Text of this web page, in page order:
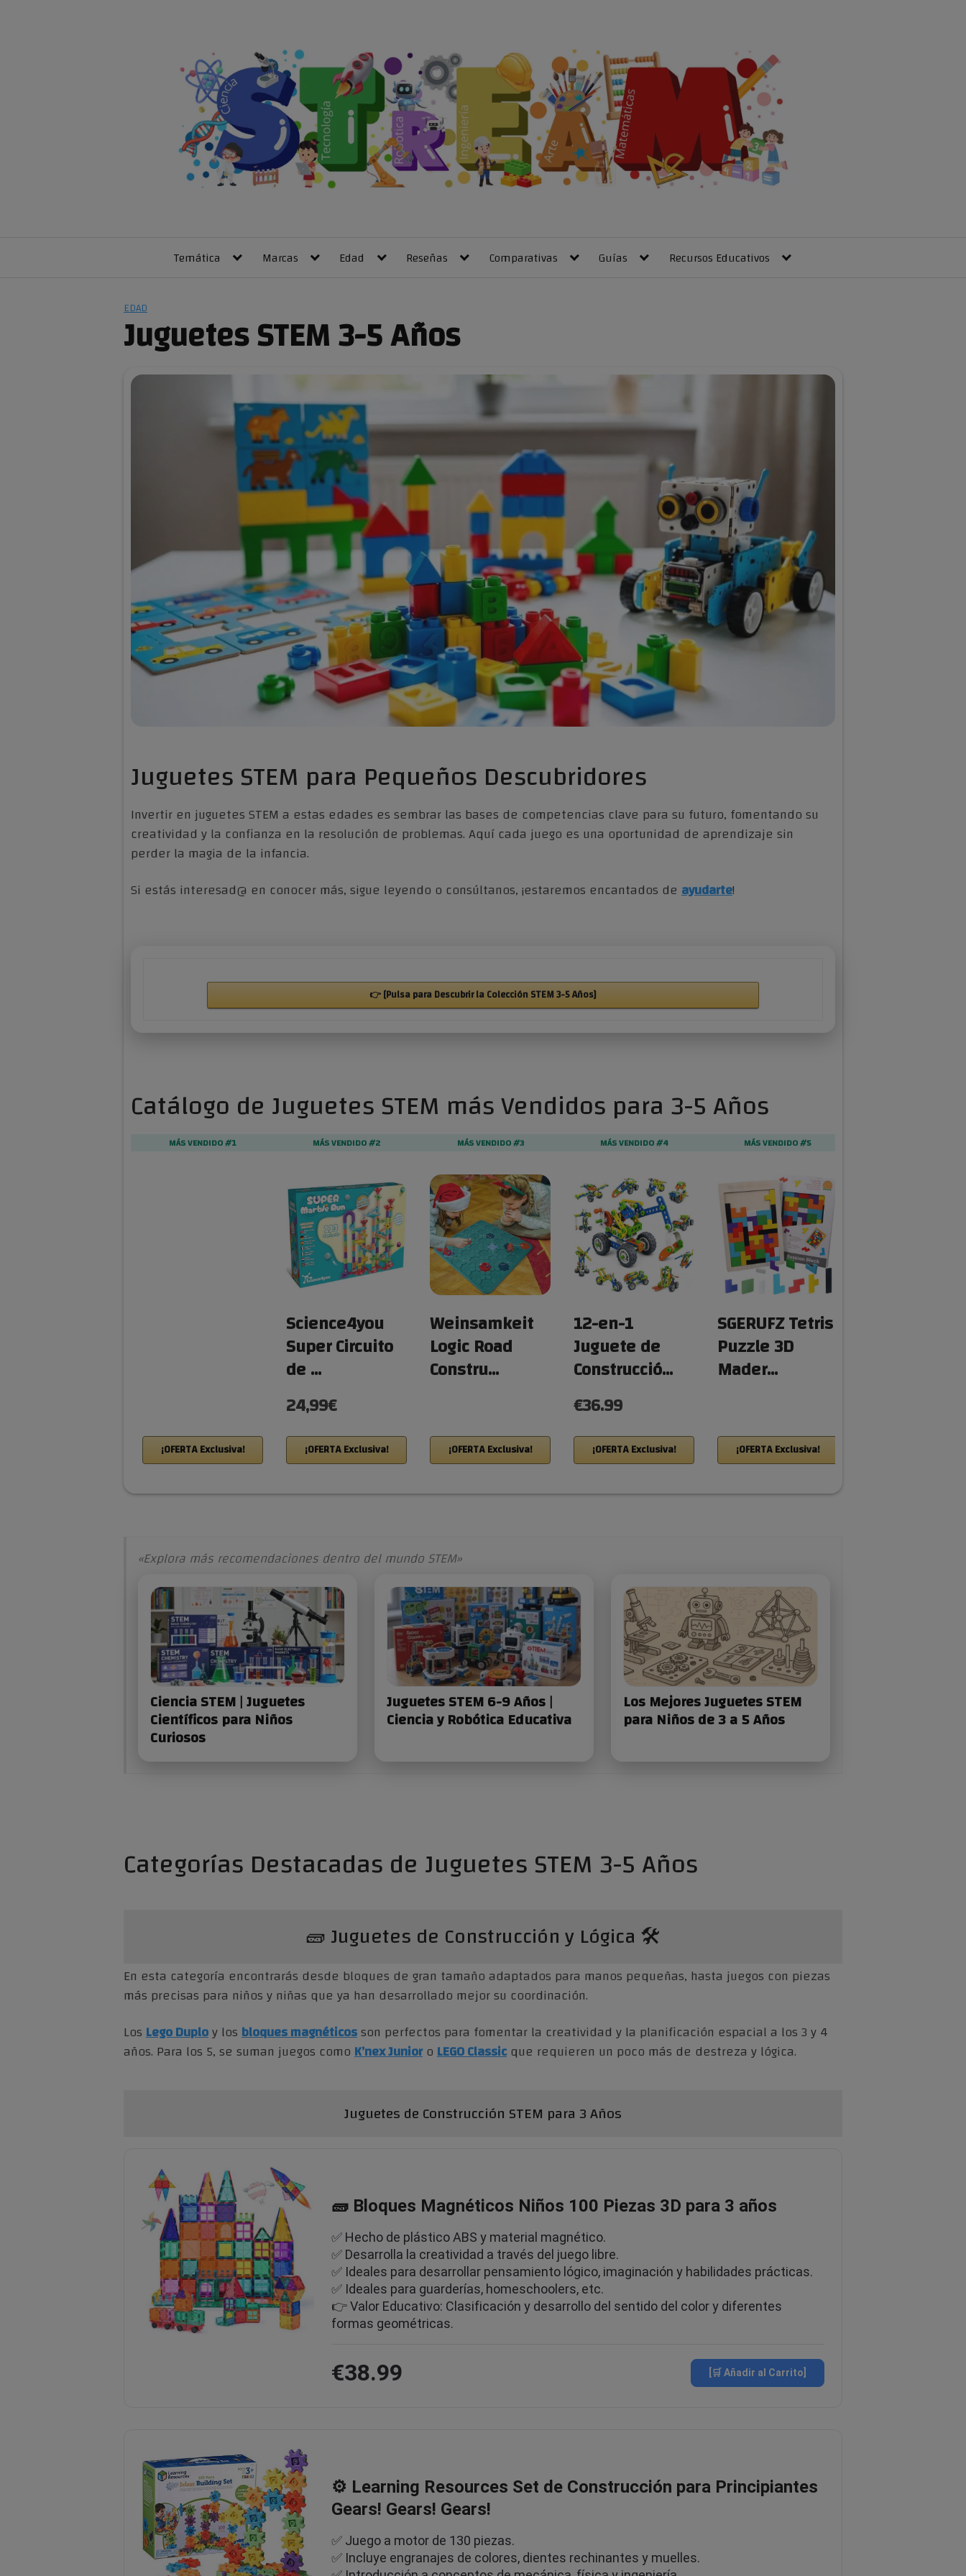
Temática Marcas Edad Reseñas Comparativas Guías Recursos Educativos
EDAD
Juguetes STEM 3-5 Años
Juguetes STEM para Pequeños Descubridores
Invertir en juguetes STEM a estas edades es sembrar las bases de competencias clave para su futuro, fomentando su
creatividad y la confianza en la resolución de problemas. Aquí cada juego es una oportunidad de aprendizaje sin
perder la magia de la infancia.
Si estás interesad@ en conocer más, sigue leyendo o consúltanos, ¡estaremos encantados de ayudarte!
👉 [Pulsa para Descubrir la Colección STEM 3-5 Años]
Catálogo de Juguetes STEM más Vendidos para 3-5 Años
MÁS VENDIDO #1
¡OFERTA Exclusiva!
MÁS VENDIDO #2
Science4you
Super Circuito
de …
24,99€
¡OFERTA Exclusiva!
MÁS VENDIDO #3
Weinsamkeit
Logic Road
Constru…
¡OFERTA Exclusiva!
MÁS VENDIDO #4
12-en-1
Juguete de
Construcció…
€36.99
¡OFERTA Exclusiva!
MÁS VENDIDO #5
SGERUFZ Tetris
Puzzle 3D
Mader…
¡OFERTA Exclusiva!
«Explora más recomendaciones dentro del mundo STEM»
Ciencia STEM | Juguetes
Científicos para Niños
Curiosos
Juguetes STEM 6-9 Años |
Ciencia y Robótica Educativa
Los Mejores Juguetes STEM
para Niños de 3 a 5 Años
Categorías Destacadas de Juguetes STEM 3-5 Años
🧱 Juguetes de Construcción y Lógica 🛠️
En esta categoría encontrarás desde bloques de gran tamaño adaptados para manos pequeñas, hasta juegos con piezas
más precisas para niños y niñas que ya han desarrollado mejor su coordinación.
LosLego Duploy losbloques magnéticosson perfectos para fomentar la creatividad y la planificación espacial a los 3 y 4
años. Para los 5, se suman juegos comoK’nex JunioroLEGO Classicque requieren un poco más de destreza y lógica.
Juguetes de Construcción STEM para 3 Años
🧱 Bloques Magnéticos Niños 100 Piezas 3D para 3 años
✅ Hecho de plástico ABS y material magnético.
✅ Desarrolla la creatividad a través del juego libre.
✅ Ideales para desarrollar pensamiento lógico, imaginación y habilidades prácticas.
✅ Ideales para guarderías, homeschoolers, etc.
👉 Valor Educativo: Clasificación y desarrollo del sentido del color y diferentes
formas geométricas.
€38.99 [🛒 Añadir al Carrito]
⚙️ Learning Resources Set de Construcción para Principiantes
Gears! Gears! Gears!
✅ Juego a motor de 130 piezas.
✅ Incluye engranajes de colores, dientes rechinantes y muelles.